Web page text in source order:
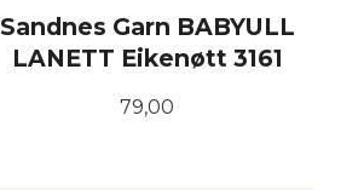
Sandnes Garn BABYULL
LANETT Eikenøtt 3161
Pris
79,00